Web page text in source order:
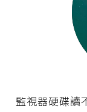
監視器硬碟讀